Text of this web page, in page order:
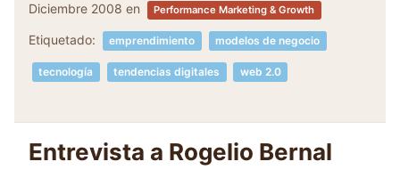
Diciembre 2008 en Performance Marketing & Growth
Etiquetado: emprendimiento modelos de negocio
tecnología tendencias digitales web 2.0
Entrevista a Rogelio Bernal